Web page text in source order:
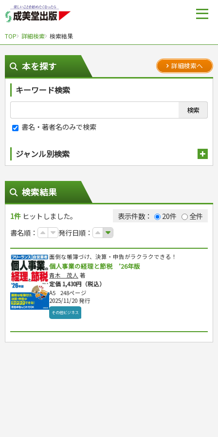
TOP 詳細検索 検索結果
本を探す 詳細検索へ
キーワード検索
書名・著者名のみで検索
ジャンル別検索
スポーツ
スポーツルール
ゴルフ
トレーニング
ジュニアスポーツ
その他スポーツ
自然・アウトドア・ペット
犬・猫
ペット・飼育
園芸・野菜づくり
雑学
ナンプレ
囲碁・将棋・麻雀
ゲーム・マジック
家相・風水・占い
カルチャー・芸術・趣味
鉄道・車・自転車
音楽・楽器
趣味・鑑賞・カメラ
絵画・デッサン
俳句・詩・ことば
辞典・語学
辞典
語学・旅行会話
運転免許
原付・二輪
普通免許
その他免許
生活・暮らし
料理
料理・レシピ
おもてなし・ごちそう料理
各国料理
お弁当
健康メニュー・ダイエット
調理器具クッキング
お菓子・ケーキ・パン
飲み物・お酒
手芸・クラフト
編み物
ソーイング
クラフト
住まい・インテリア・暮らし
インテリア・ハウジング
収納・掃除・暮らし
美容・ファッション
ダイエット・エクササイズ
メイク・ネイル・ヘア
着物・着つけ
冠婚葬祭・手紙・ペン字
冠婚葬祭・スピーチ・マナー
手紙・ペン字
妊娠・出産・育児
妊娠・出産・育児
離乳食・幼児食・こどもレシピ
健康と保育
家庭医学・健康
ツボ・マッサージ
健康知識
栄養事典
生活習慣病
看護・介護
介護一般
パネルシアター
指導マニュアル
児童一般
おりがみ・あやとり
なぞなぞ・ゲーム
占い・心理ゲーム
のりもの・ずかん
読み物・絵本
音と光のでる絵本
学参・ドリル
夏休みドリル
総復習ドリル
学習・地図
自由研究・読書感想文
えんぴつちょう
就職活動
就職活動
就職試験
公務員試験
資格試験
検定試験・資格試験
英語検定・TOEIC
漢字検定・数学検定
簿記検定
看護・薬学
ビジネス
経営・経済・法律
マネー・株・資産
ビジネス・法律
簿記・経理・税金・保険
その他ビジネス
自己啓発
自己啓発
ビジネス読み物
旅行・歴史
国内・海外旅行
国外旅行
地理・歴史
文庫
成美文庫
その他文庫
ダイアリー
検索結果
1件 ヒットしました。 表示件数： 20件
全件
書名順：
発行日順：
面倒な帳簿づけ、決算・申告がラクラクできる！
個人事業の経理と節税 ’26年版
青木 茂人 著
定価 1,430円（税込）
A5
248ページ
2025/11/20 発行
その他ビジネス